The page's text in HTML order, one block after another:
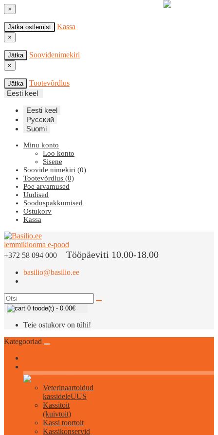
×
Jätka ostlemist Kassa
×
Jätka Soovidenimekiri
×
Jätka
Tootevõrdlus
Eesti keel
Eesti keel
Русский
Suomi
Minu konto
Loo konto
Sisene
Soovide nimekiri (0)
Tootevõrdlus (0)
Poe arvamused
Uudised
Sooduspakkumised
Ostukorv
Kassa
+372 58 094 000 Tööpäeviti 10.00-18.00
basilio@basilio.ee
0 toode(t) - 0.00€
Teie ostukorv on tühi!
Kategooriad
Veterinaartoidud
kassideleUUS
Kassitoit
(kuivtoit)
Kassi toortoit
Kassikonservid